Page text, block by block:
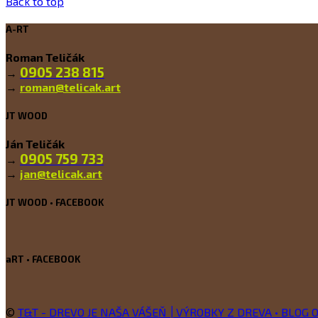
A-RT
Roman Teličák
→ 0905 238 815
→ roman@telicak.art
JT WOOD
Ján Teličák
→ 0905 759 733
→ jan@telicak.art
JT WOOD • FACEBOOK
aRT • FACEBOOK
© T&T - DREVO JE NAŠA VÁŠEŇ │VÝROBKY Z DREVA • BLOG